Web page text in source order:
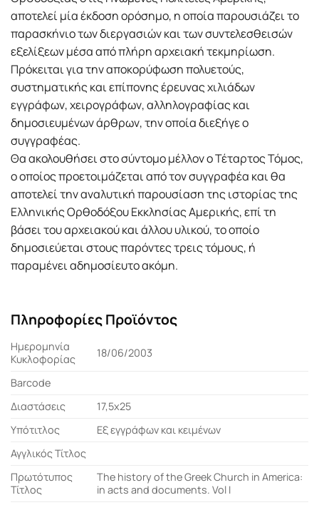
αποτελεί μία έκδοση ορόσημο, η οποία παρουσιάζει το
παρασκήνιο των διεργασιών και των συντελεσθεισών
εξελίξεων μέσα από πλήρη αρχειακή τεκμηρίωση.
Πρόκειται για την αποκορύφωση πολυετούς,
συστηματικής και επίπονης έρευνας χιλιάδων
εγγράφων, χειρογράφων, αλληλογραφίας και
δημοσιευμένων άρθρων, την οποία διεξήγε ο
συγγραφέας.
Θα ακολουθήσει στο σύντομο μέλλον ο Τέταρτος Τόμος,
ο οποίος προετοιμάζεται από τον συγγραφέα και θα
αποτελεί την αναλυτική παρουσίαση της ιστορίας της
Ελληνικής Ορθοδόξου Εκκλησίας Αμερικής, επί τη
βάσει του αρχειακού και άλλου υλικού, το οποίο
δημοσιεύεται στους παρόντες τρεις τόμους, ή
παραμένει αδημοσίευτο ακόμη.
Πληροφορίες Προϊόντος
Ημερομηνία
Κυκλοφορίας
18/06/2003
Barcode
Διαστάσεις
17,5x25
Υπότιτλος
Εξ εγγράφων και κειμένων
Αγγλικός Τίτλος
Πρωτότυπος
Τίτλος
The history of the Greek Church in America:
in acts and documents. Vol I